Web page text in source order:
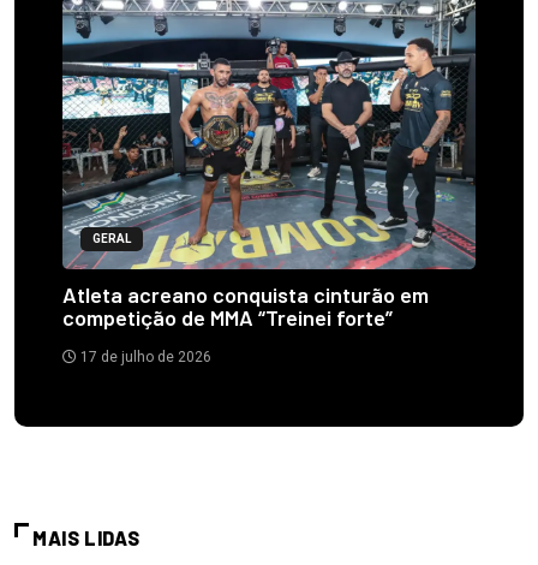
GERAL
Atleta acreano conquista cinturão em
competição de MMA “Treinei forte”
17 de julho de 2026
MAIS LIDAS